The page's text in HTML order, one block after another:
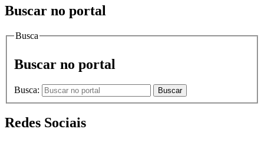
Buscar no portal
Busca
Buscar no portal
Busca: Buscar
Redes Sociais